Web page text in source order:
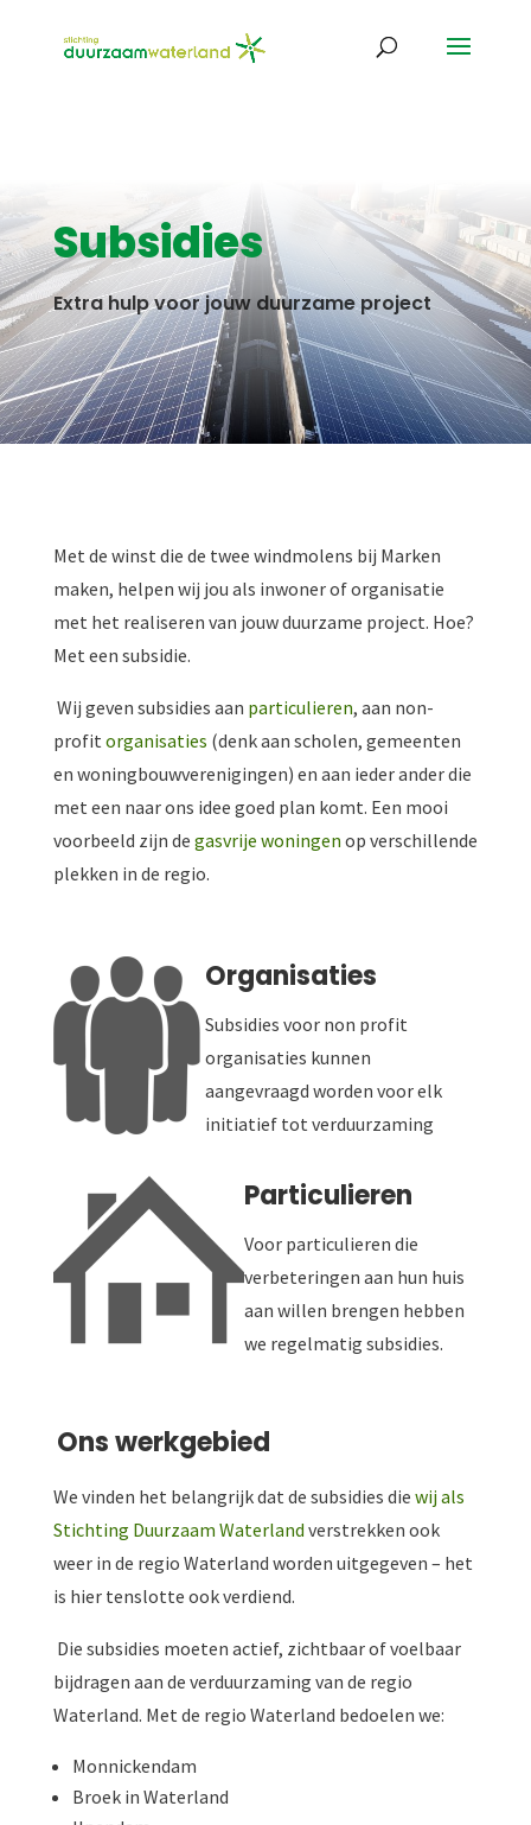
Subsidies
Extra hulp voor jouw duurzame project
Met de winst die de twee windmolens bij Marken
maken, helpen wij jou als inwoner of organisatie
met het realiseren van jouw duurzame project. Hoe?
Met een subsidie.
Wij geven subsidies aan particulieren, aan non-
profit organisaties (denk aan scholen, gemeenten
en woningbouwverenigingen) en aan ieder ander die
met een naar ons idee goed plan komt. Een mooi
voorbeeld zijn de gasvrije woningen op verschillende
plekken in de regio.
Organisaties
Subsidies voor non profit
organisaties kunnen
aangevraagd worden voor elk
initiatief tot verduurzaming
Particulieren
Voor particulieren die
verbeteringen aan hun huis
aan willen brengen hebben
we regelmatig subsidies.
Ons werkgebied
We vinden het belangrijk dat de subsidies die wij als
Stichting Duurzaam Waterland verstrekken ook
weer in de regio Waterland worden uitgegeven – het
is hier tenslotte ook verdiend.
Die subsidies moeten actief, zichtbaar of voelbaar
bijdragen aan de verduurzaming van de regio
Waterland. Met de regio Waterland bedoelen we:
Monnickendam
Broek in Waterland